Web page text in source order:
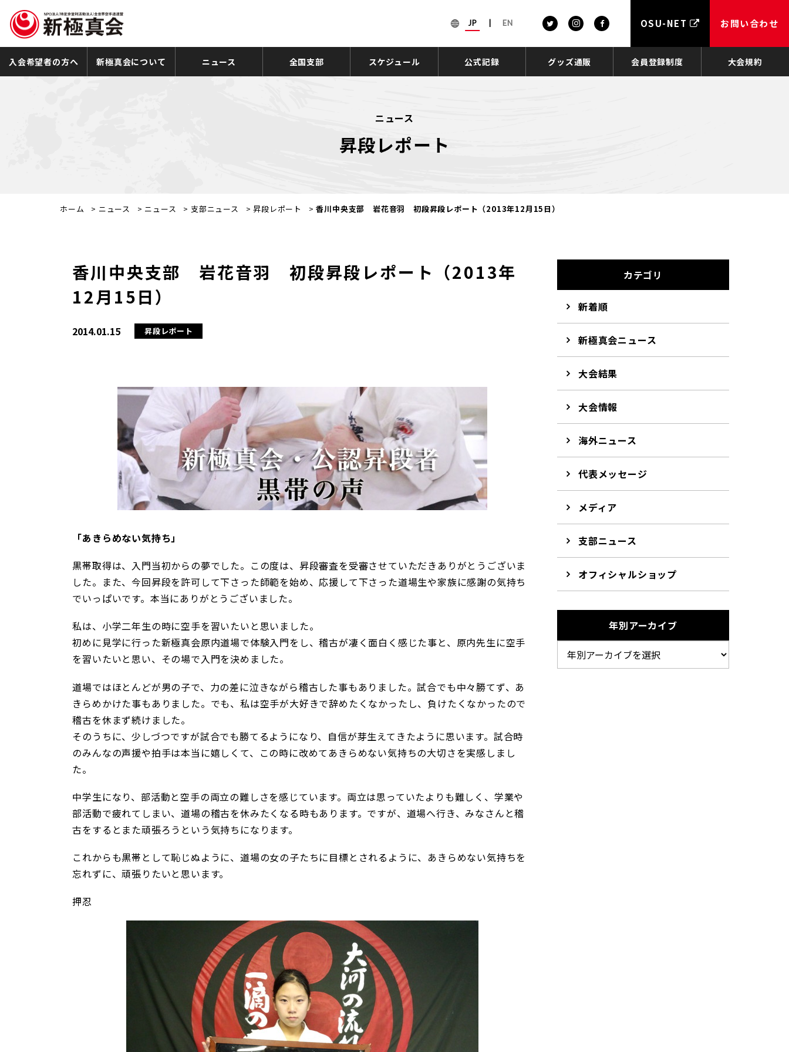
JP EN OSU-NET お問い合わせ
入会希望者の方へ 新極真会について ニュース 全国支部 スケジュール 公式記録 グッズ通販 会員登録制度 大会規約
ニュース
昇段レポート
ホーム > ニュース > ニュース > 支部ニュース >昇段レポート >香川中央支部 岩花音羽 初段昇段レポート（2013年12月15日）
香川中央支部 岩花音羽 初段昇段レポート（2013年
12月15日）
2014.01.15 昇段レポート
「あきらめない気持ち」
黒帯取得は、入門当初からの夢でした。この度は、昇段審査を受審させていただきありがとうございま
した。また、今回昇段を許可して下さった師範を始め、応援して下さった道場生や家族に感謝の気持ち
でいっぱいです。本当にありがとうございました。
私は、小学二年生の時に空手を習いたいと思いました。
初めに見学に行った新極真会原内道場で体験入門をし、稽古が凄く面白く感じた事と、原内先生に空手
を習いたいと思い、その場で入門を決めました。
道場ではほとんどが男の子で、力の差に泣きながら稽古した事もありました。試合でも中々勝てず、あ
きらめかけた事もありました。でも、私は空手が大好きで辞めたくなかったし、負けたくなかったので
稽古を休まず続けました。
そのうちに、少しづつですが試合でも勝てるようになり、自信が芽生えてきたように思います。試合時
のみんなの声援や拍手は本当に嬉しくて、この時に改めてあきらめない気持ちの大切さを実感しまし
た。
中学生になり、部活動と空手の両立の難しさを感じています。両立は思っていたよりも難しく、学業や
部活動で疲れてしまい、道場の稽古を休みたくなる時もあります。ですが、道場へ行き、みなさんと稽
古をするとまた頑張ろうという気持ちになります。
これからも黒帯として恥じぬように、道場の女の子たちに目標とされるように、あきらめない気持ちを
忘れずに、頑張りたいと思います。
押忍
カテゴリ
新着順
新極真会ニュース
大会結果
大会情報
海外ニュース
代表メッセージ
メディア
支部ニュース
オフィシャルショップ
年別アーカイブ